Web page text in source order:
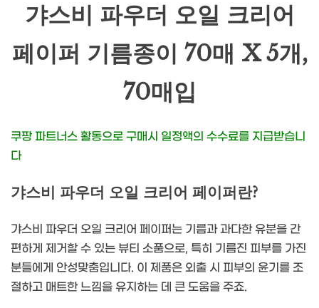
갸스비 파우더 오일 크리어
페이퍼 기름종이 70매 X 5개,
70매입
쿠팡 파트너스 활동으로 구매시 일정액의 수수료를 지급받습니
다
갸스비 파우더 오일 크리어 페이퍼란?
갸스비 파우더 오일 크리어 페이퍼는 기름과 과다한 유분을 간
편하게 제거할 수 있는 뷰티 소품으로, 특히 기름진 피부를 가진
분들에게 안성맞춤입니다. 이 제품은 외출 시 피부의 윤기를 조
절하고 매트한 느낌을 유지하는 데 큰 도움을 주죠.